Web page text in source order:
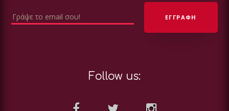
Follow us: